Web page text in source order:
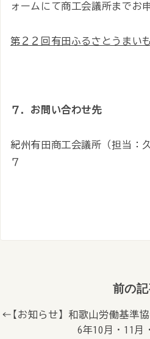
ォームにて商工会議所までお
第２２回有田ふるさとうまい
７．お問い合わせ先
紀州有田商工会議所（担当：
７
前の
← 【お知らせ】和歌山労働基準
6年10月・11月